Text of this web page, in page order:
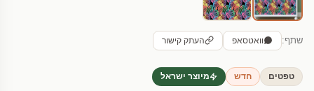
שתף: וואטסאפ העתק קישור
טפטים חדש מיוצר ישראל